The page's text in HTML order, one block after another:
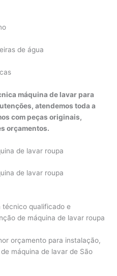
de água
máquina de lavar para
atendemos toda a
com peças originais,
orçamentos.
de lavar roupa
de lavar roupa
qualificado e
de máquina de lavar roupa
orçamento para instalação,
máquina de lavar de São